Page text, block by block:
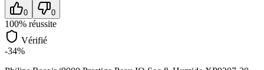
0 0
100% réussite
Vérifié
-34%